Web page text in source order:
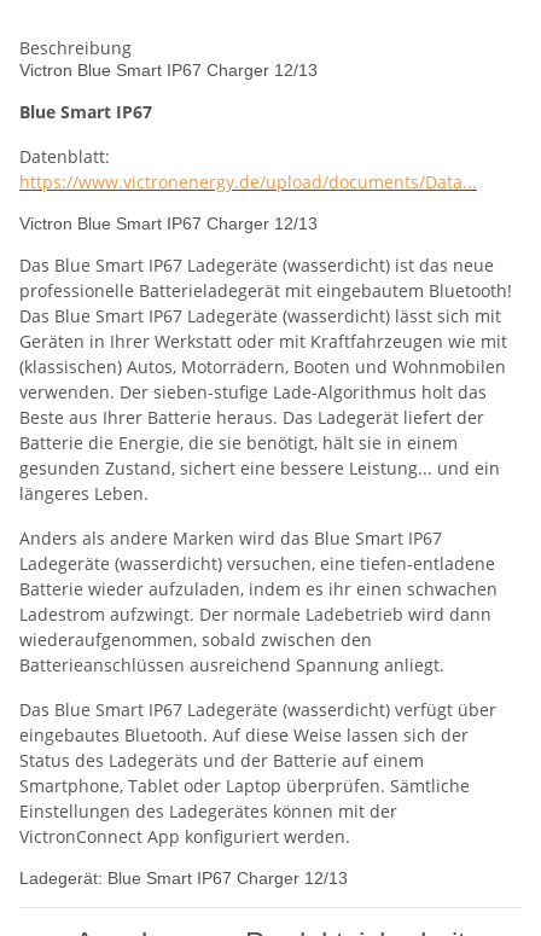
Beschreibung
Victron Blue Smart IP67 Charger 12/13
Blue Smart IP67
Datenblatt:
https://www.victronenergy.de/upload/documents/Data...
Victron Blue Smart IP67 Charger 12/13
Das Blue Smart IP67 Ladegeräte (wasserdicht) ist das neue
professionelle Batterieladegerät mit eingebautem Bluetooth!
Das Blue Smart IP67 Ladegeräte (wasserdicht) lässt sich mit
Geräten in Ihrer Werkstatt oder mit Kraftfahrzeugen wie mit
(klassischen) Autos, Motorrädern, Booten und Wohnmobilen
verwenden. Der sieben-stufige Lade-Algorithmus holt das
Beste aus Ihrer Batterie heraus. Das Ladegerät liefert der
Batterie die Energie, die sie benötigt, hält sie in einem
gesunden Zustand, sichert eine bessere Leistung... und ein
längeres Leben.
Anders als andere Marken wird das Blue Smart IP67
Ladegeräte (wasserdicht) versuchen, eine tiefen-entladene
Batterie wieder aufzuladen, indem es ihr einen schwachen
Ladestrom aufzwingt. Der normale Ladebetrieb wird dann
wiederaufgenommen, sobald zwischen den
Batterieanschlüssen ausreichend Spannung anliegt.
Das Blue Smart IP67 Ladegeräte (wasserdicht) verfügt über
eingebautes Bluetooth. Auf diese Weise lassen sich der
Status des Ladegeräts und der Batterie auf einem
Smartphone, Tablet oder Laptop überprüfen. Sämtliche
Einstellungen des Ladegerätes können mit der
VictronConnect App konfiguriert werden.
Ladegerät: Blue Smart IP67 Charger 12/13